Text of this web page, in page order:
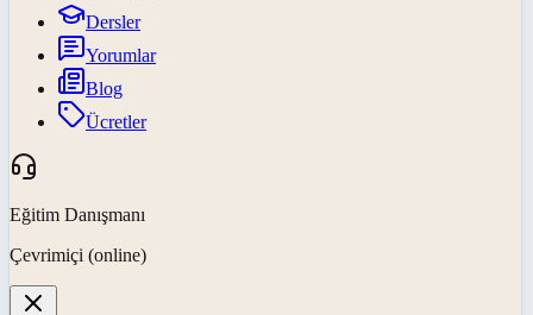
Dersler
Yorumlar
Blog
Ücretler
Eğitim Danışmanı
Çevrimiçi (online)